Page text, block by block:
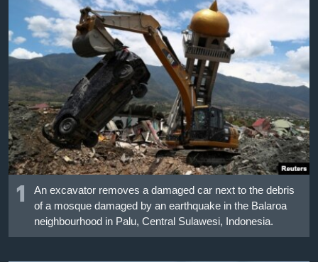
การ
ค้นหา
สังคมและสุขภาพ
ไลฟ์สไตล์
ตรวจสอบข่าว
เรียนรู้ภาษาอังกฤษ
พอดคาสต์
ติดตามเรา
เลือกภาษา
1
An excavator removes a damaged car next to the debris
of a mosque damaged by an earthquake in the Balaroa
neighbourhood in Palu, Central Sulawesi, Indonesia.